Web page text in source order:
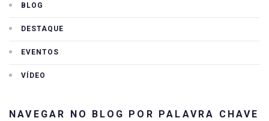
BLOG
DESTAQUE
EVENTOS
VÍDEO
NAVEGAR NO BLOG POR PALAVRA CHAVE